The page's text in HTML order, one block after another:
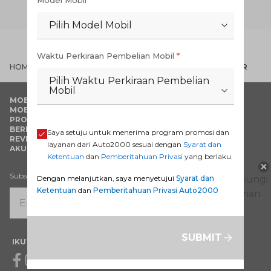
HOME MENANGANI KARBURATOR BANJIR
×
MOBIL BARU
MOBIL BEKAS
PROMO
BERITA & TIPS
REVIEW PRODUK
AKUN SAYA
SYARAT & KETENTUAN
PEMBERITAHUAN PRIVASI
HUBUNGI KAMI
DEALER TOYOTA
Subscribe
IKUTI KAMI
Facebook
Instagram
Youtube
X Whatsapp
Tiktok
Pilih Model Mobil
Waktu Perkiraan Pembelian Mobil *
Pilih Waktu Perkiraan Pembelian
Mobil
Saya setuju untuk menerima program promosi dan
layanan dari Auto2000 sesuai dengan Syarat dan
Ketentuan dan Pemberitahuan Privasi yang berlaku.
Dengan melanjutkan, saya menyetujui Syarat dan
Ketentuan dan Pemberitahuan Privasi Auto2000
SUBMIT